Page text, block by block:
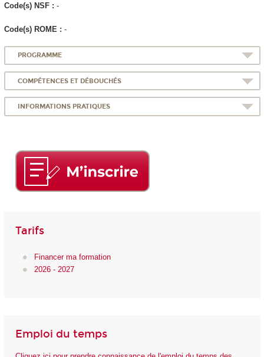
Code(s) NSF : -
Code(s) ROME : -
PROGRAMME
COMPÉTENCES ET DÉBOUCHÉS
INFORMATIONS PRATIQUES
Tarifs
Financer ma formation
2026 - 2027
Emploi du temps